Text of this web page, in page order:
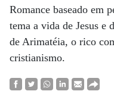
Romance baseado em
tema a vida de Jesus e
de Arimatéia, o rico
cristianismo.